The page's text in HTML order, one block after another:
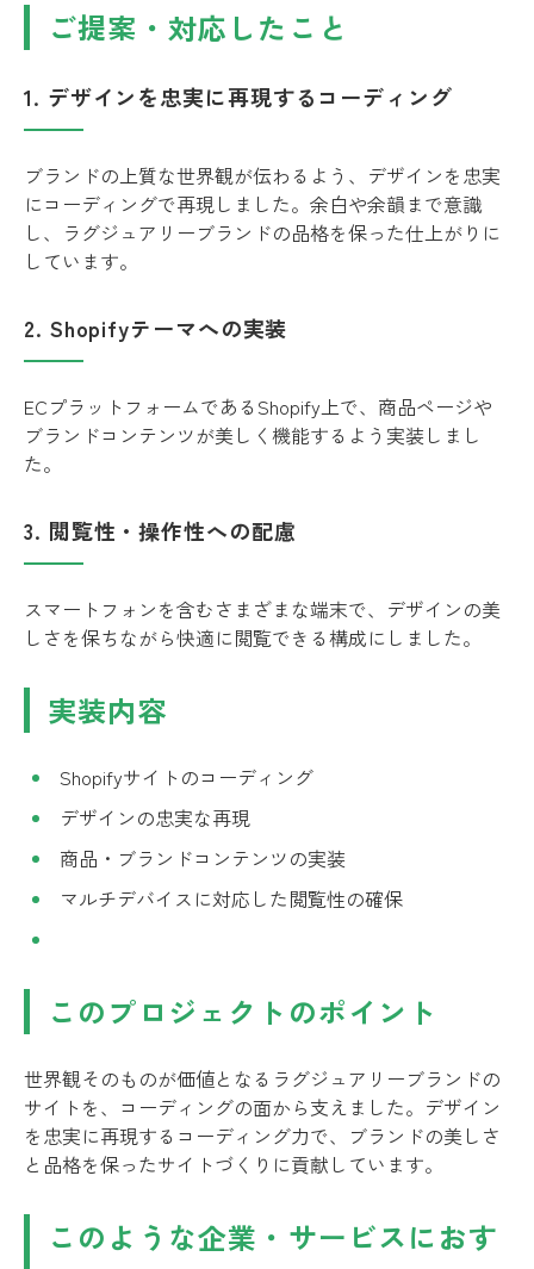
ご提案・対応したこと
1. デザインを忠実に再現するコーディング
ブランドの上質な世界観が伝わるよう、デザインを忠実
にコーディングで再現しました。余白や余韻まで意識
し、ラグジュアリーブランドの品格を保った仕上がりに
しています。
2. Shopifyテーマへの実装
ECプラットフォームであるShopify上で、商品ページや
ブランドコンテンツが美しく機能するよう実装しまし
た。
3. 閲覧性・操作性への配慮
スマートフォンを含むさまざまな端末で、デザインの美
しさを保ちながら快適に閲覧できる構成にしました。
実装内容
Shopifyサイトのコーディング
デザインの忠実な再現
商品・ブランドコンテンツの実装
マルチデバイスに対応した閲覧性の確保
このプロジェクトのポイント
世界観そのものが価値となるラグジュアリーブランドの
サイトを、コーディングの面から支えました。デザイン
を忠実に再現するコーディング力で、ブランドの美しさ
と品格を保ったサイトづくりに貢献しています。
このような企業・サービスにおす